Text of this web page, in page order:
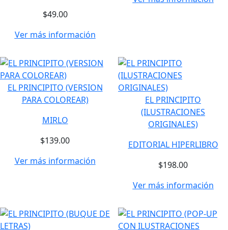
$49.00
Ver más información
EL PRINCIPITO (VERSION
PARA COLOREAR)
MIRLO
$139.00
Ver más información
EL PRINCIPITO
(ILUSTRACIONES
ORIGINALES)
EDITORIAL HIPERLIBRO
$198.00
Ver más información